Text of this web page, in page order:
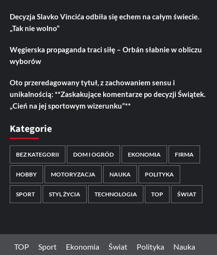
Decyzja Slavko Vincića odbiła się echem na całym świecie.
„Tak nie wolno”
Węgierska propaganda traci siłę – Orbán słabnie w obliczu
wyborów
Oto przeredagowany tytuł, z zachowaniem sensu i
unikalnością: **Zaskakujące komentarze po decyzji Świątek.
„Cień na jej sportowym wizerunku”**
Kategorie
BEZ KATEGORII DOM I OGRÓD EKONOMIA FIRMA
HOBBY MOTORYZACJA NAUKA POLITYKA
SPORT STYL ŻYCIA TECHNOLOGIA TOP ŚWIAT
TOP Sport Ekonomia Świat Polityka
Nauka